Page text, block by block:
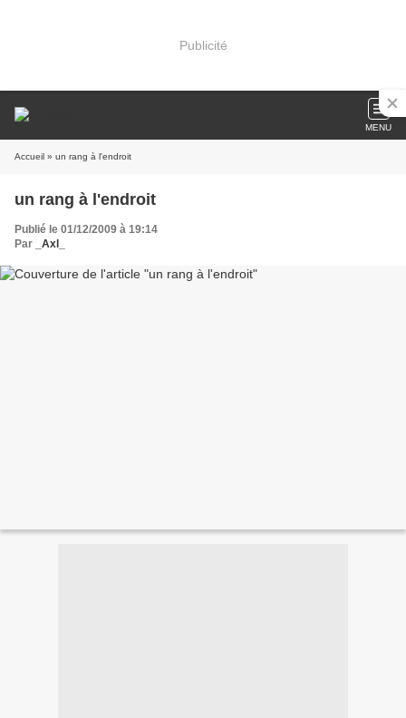
Publicité
MENU
Accueil » un rang à l'endroit
un rang à l'endroit
Publié le 01/12/2009 à 19:14
Par
_Axl_